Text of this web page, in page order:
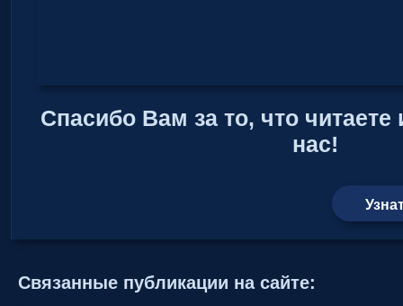
Спасибо Вам за то, что
нас!
Связанные публикации на сайте: